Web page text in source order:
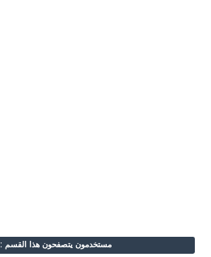
مستخدمون يتصفحون هذا القسم : 1 ضيف/ضيوف